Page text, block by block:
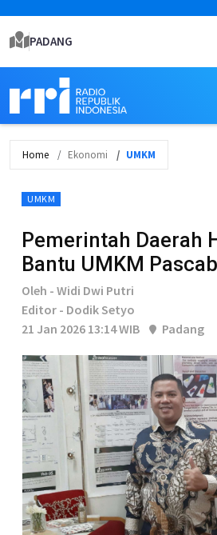
PADANG
Home Ekonomi UMKM
UMKM
Pemerintah Daerah
Bantu UMKM
Oleh - Widi Dwi Putri
Editor - Dodik Setyo
21 Jan 2026 13:14 WIB
Padang